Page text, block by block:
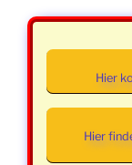
Mittwoch
Hier
Hier